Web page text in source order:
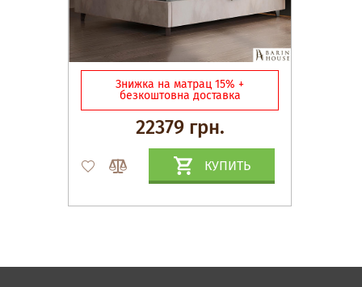
Знижка на матрац 15% +
безкоштовна доставка
22379 грн.
КУПИТЬ
Спальни, Кровати